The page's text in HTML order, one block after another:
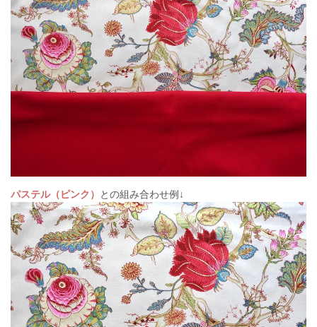
パステル（ピンク） との組み合わせ例↓